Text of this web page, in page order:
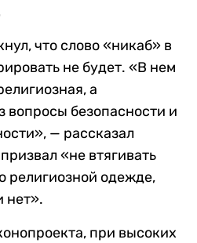
что слово «никаб» в
не будет. «В нем
а
вопросы безопасности и
— рассказал
«не втягивать
религиозной одежде,
нет».
при высоких